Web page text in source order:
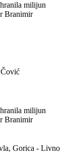
milijun
Branimir
milijun
Branimir
Gorica - Livno